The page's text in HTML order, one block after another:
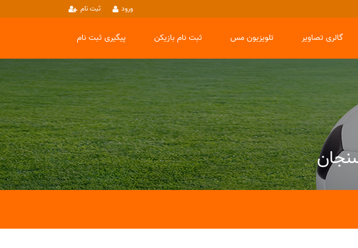
ثبت نام ورود
پیگیری ثبت نام ثبت نام بازیکن تلویزیون مس گالری تصاویر